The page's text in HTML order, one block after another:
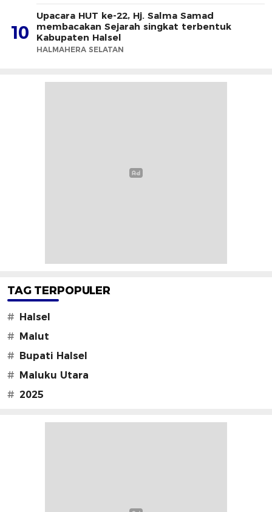
10
Upacara HUT ke-22, Hj. Salma Samad
membacakan Sejarah singkat terbentuk
Kabupaten Halsel
HALMAHERA SELATAN
TAG TERPOPULER
# Halsel
# Malut
# Bupati Halsel
# Maluku Utara
# 2025